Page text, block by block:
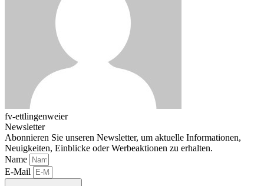
fv-ettlingenweier
Newsletter
Abonnieren Sie unseren Newsletter, um aktuelle Informationen,
Neuigkeiten, Einblicke oder Werbeaktionen zu erhalten.
Name
E-Mail